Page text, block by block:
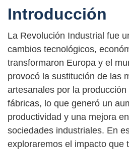
Introducción
La Revolución Industrial fue
cambios tecnológicos,
transformaron Europa y el
provocó la sustitución de las
artesanales por la
fábricas, lo que generó un
productividad y una mejora
sociedades industriales. En
exploraremos el impacto que